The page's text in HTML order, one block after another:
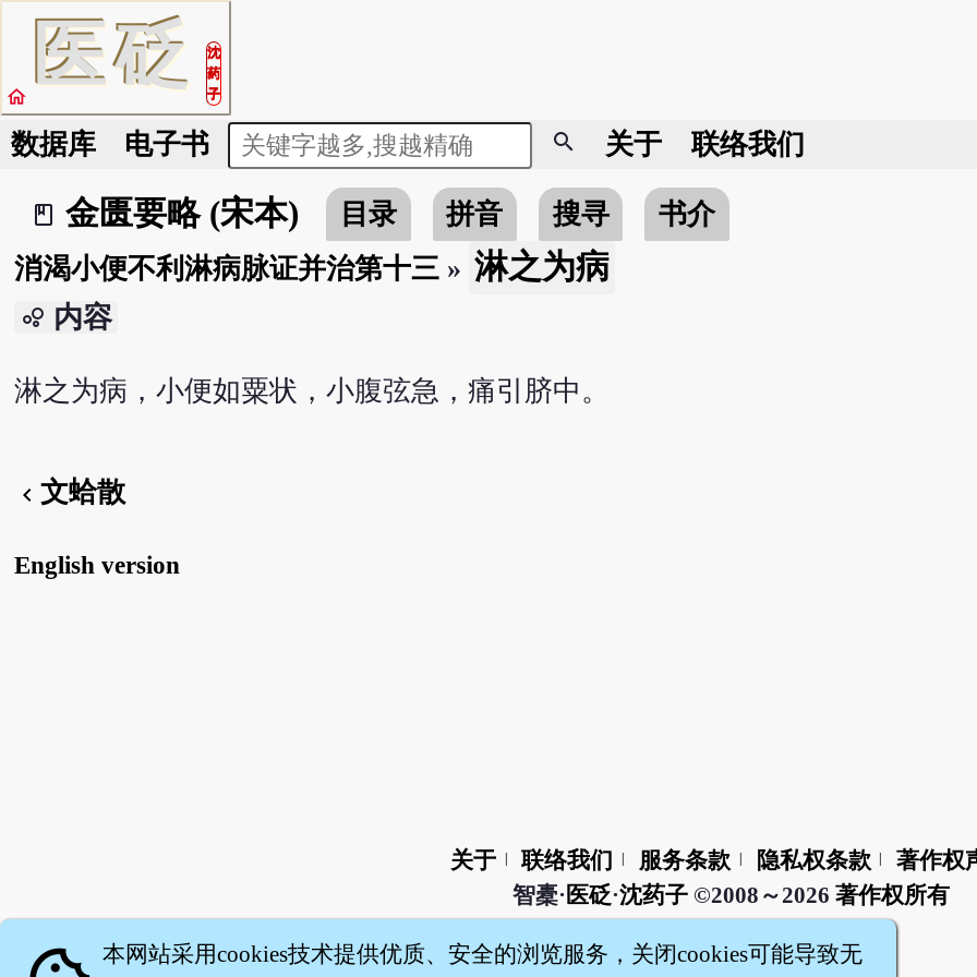
医砭
沈
药
子
home
数据库 电子书 search 关于 联络我们
book_2
金匮要略 (宋本) 目录 拼音 搜寻
书介
消渴小便不利淋病脉证并治第十三» 淋之为病
bubble_chart 内容
淋之为病，小便如粟状，小腹弦急，痛引脐中。
chevron_left 文蛤散
English version
关于 联络我们 服务条款 隐私权条款
著作权
智橐· 医砭·沈药子©2008～2026 著作权所有
本网站采用cookies技术提供优质、安全的浏览服务，关闭cookies可能导致无